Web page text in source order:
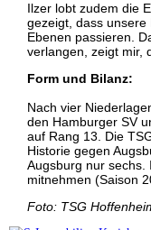
Ilzer lobt zudem die
gezeigt, dass
Ebenen passieren.
verlangen, zeigt mir,
Form und Bilanz:
Nach vier
den Hamburger SV
auf Rang 13. Die
Historie gegen
Augsburg nur sechs.
mitnehmen (Saison
Foto: TSG